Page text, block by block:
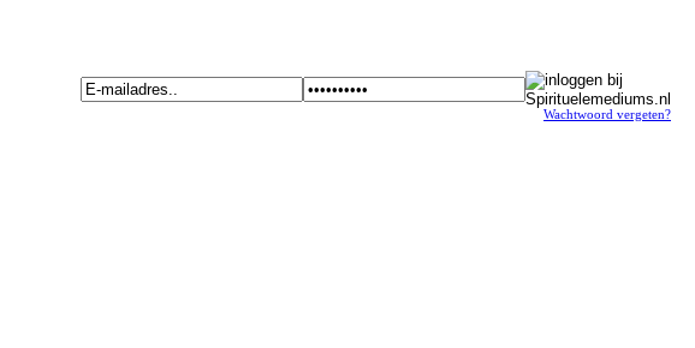
Wachtwoord vergeten?